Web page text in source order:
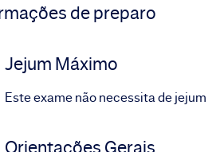
de preparo
Jejum Máximo
Este exame não necessita de jejum